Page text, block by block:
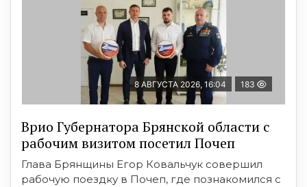
8 АВГУСТА 2026, 16:04 183
Врио Губернатора Брянской области с
рабочим визитом посетил Почеп
Глава Брянщины Егор Ковальчук совершил
рабочую поездку в Почеп, где познакомился с